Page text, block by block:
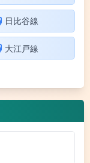
日比谷線
大江戸線